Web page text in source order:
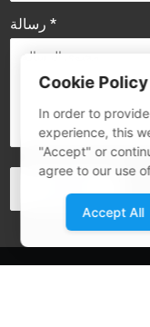
رسالة *
Cookie Policy
In order to
experience, this
"Accept" or
agree to our use
Accept All